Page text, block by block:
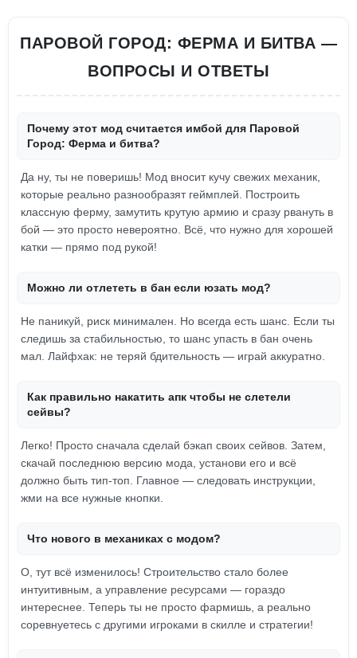
ПАРОВОЙ ГОРОД: ФЕРМА И БИТВА —
ВОПРОСЫ И ОТВЕТЫ
Почему этот мод считается имбой для Паровой
Город: Ферма и битва?
Да ну, ты не поверишь! Мод вносит кучу свежих механик,
которые реально разнообразят геймплей. Построить
классную ферму, замутить крутую армию и сразу рвануть в
бой — это просто невероятно. Всё, что нужно для хорошей
катки — прямо под рукой!
Можно ли отлететь в бан если юзать мод?
Не паникуй, риск минимален. Но всегда есть шанс. Если ты
следишь за стабильностью, то шанс упасть в бан очень
мал. Лайфхак: не теряй бдительность — играй аккуратно.
Как правильно накатить апк чтобы не слетели
сейвы?
Легко! Просто сначала сделай бэкап своих сейвов. Затем,
скачай последнюю версию мода, установи его и всё
должно быть тип-топ. Главное — следовать инструкции,
жми на все нужные кнопки.
Что нового в механиках с модом?
О, тут всё изменилось! Строительство стало более
интуитивным, а управление ресурсами — гораздо
интереснее. Теперь ты не просто фармишь, а реально
соревнуетесь с другими игроками в скилле и стратегии!